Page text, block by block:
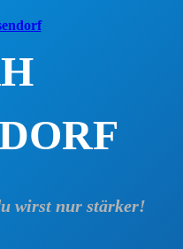
wirst nur stärker!